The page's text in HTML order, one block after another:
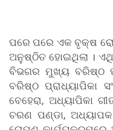
ପରେ ପରେ ଏକ ବୃକ୍ଷ
ଅନୁଷ୍ଠିତ ହୋଇଥିଲା ।
ବିଭଗର ମୁଖ୍ୟ ବରିଷ୍ଠ
ବରିଷ୍ଠ ପ୍ରାଧ୍ୟାପିକା
ବେହେରା, ଅଧ୍ୟାପିକା
ଚରଣ ପଣ୍ଡା,